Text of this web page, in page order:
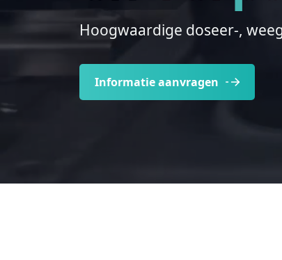
Hoogwaardige doseer-,
Informatie aanvragen